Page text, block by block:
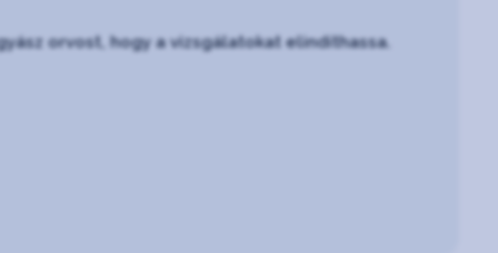
orvost, hogy a vizsgálatokat elindíthassa.